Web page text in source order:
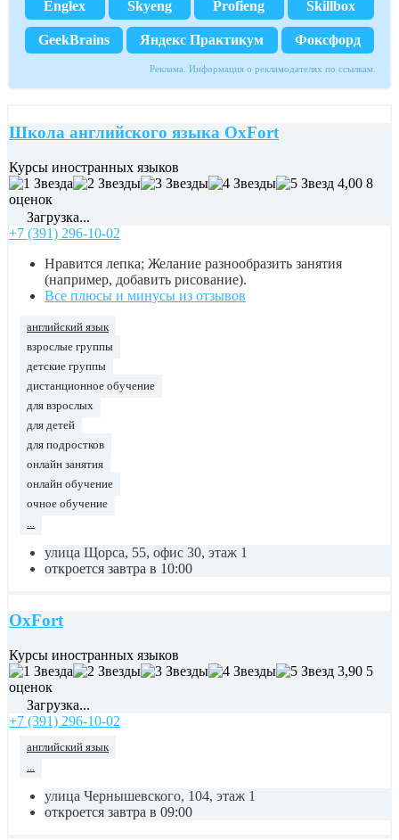
Englex Skyeng Profieng Skillbox
GeekBrains Яндекс Практикум Фоксфорд
Реклама. Информация о рекламодателях по ссылкам.
Школа английского языка OxFort
Курсы иностранных языков
4,00 8
оценок
Загрузка...
+7 (391) 296-10-02
Нравится лепка; Желание разнообразить занятия
(например, добавить рисование).
Все плюсы и минусы из отзывов
английский язык
взрослые группы
детские группы
дистанционное обучение
для взрослых
для детей
для подростков
онлайн занятия
онлайн обучение
очное обучение
улица Щорса, 55, офис 30, этаж 1
откроется завтра в 10:00
OxFort
Курсы иностранных языков
3,90 5
оценок
Загрузка...
+7 (391) 296-10-02
английский язык
...
улица Чернышевского, 104, этаж 1
откроется завтра в 09:00